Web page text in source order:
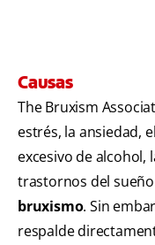
Causas
The Bruxism
estrés, la ansiedad,
excesivo de alcohol,
trastornos del
bruxismo. Sin
respalde